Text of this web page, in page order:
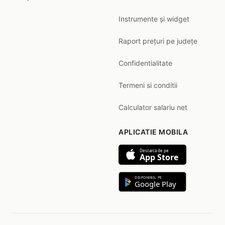
Instrumente și widget
Raport prețuri pe județe
Confidentialitate
Termeni si conditii
Calculator salariu net
APLICATIE MOBILA
Descarca de pe
App Store
DISPONIBIL PE
Google Play